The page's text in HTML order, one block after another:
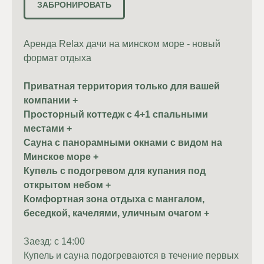
ЗАБРОНИРОВАТЬ
Аренда Relax дачи на минском море - новый
формат отдыха
Приватная территория только для вашей
компании +
Просторный коттедж с 4+1 спальными
местами +
Сауна с панорамными окнами с видом на
Минское море +
Купель с подогревом для купания под
открытом небом +
Комфортная зона отдыха с мангалом,
беседкой, качелями, уличным очагом +
Заезд: с 14:00
Купель и сауна подогреваются в течение первых